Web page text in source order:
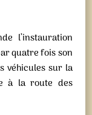
l’instauration
quatre fois son
véhicules sur la
à la route des